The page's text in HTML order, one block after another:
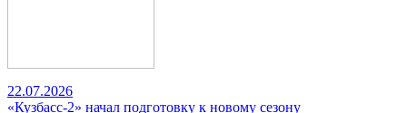
22.07.2026
«Кузбасс-2» начал подготовку к новому сезону